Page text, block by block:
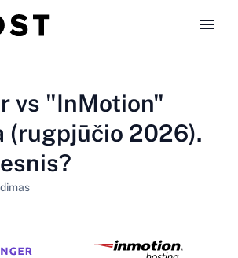
vs "InMotion"
(rugpjūčio 2026).